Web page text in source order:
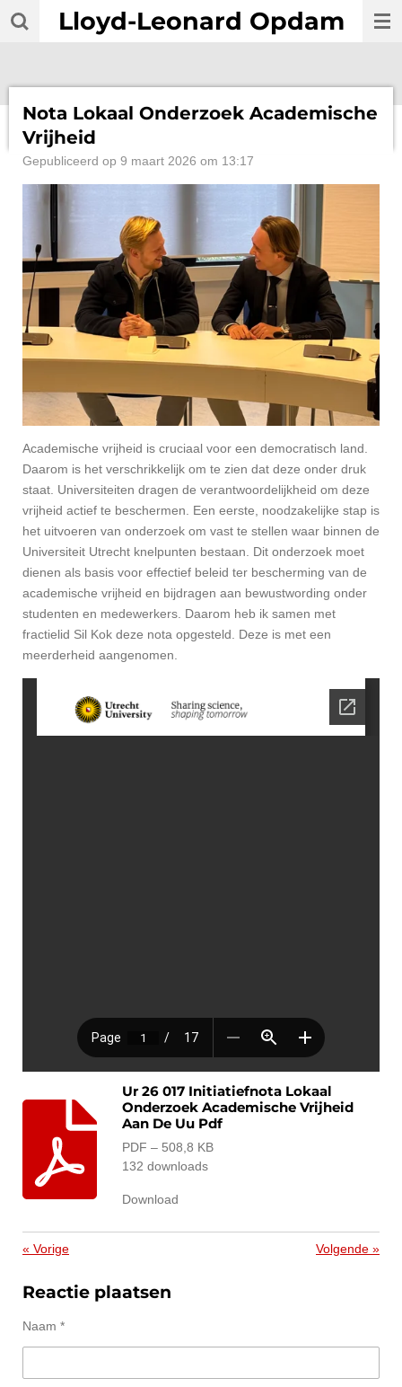
Ga
Lloyd-Leonard Opdam
Nota Lokaal Onderzoek Academische
Vrijheid
Gepubliceerd op 9 maart 2026 om 13:17
Academische vrijheid is cruciaal voor een democratisch land.
Daarom is het verschrikkelijk om te zien dat deze onder druk
staat. Universiteiten dragen de verantwoordelijkheid om deze
vrijheid actief te beschermen. Een eerste, noodzakelijke stap is
het uitvoeren van onderzoek om vast te stellen waar binnen de
Universiteit Utrecht knelpunten bestaan. Dit onderzoek moet
dienen als basis voor effectief beleid ter bescherming van de
academische vrijheid en bijdragen aan bewustwording onder
studenten en medewerkers. Daarom heb ik samen met
fractielid Sil Kok deze nota opgesteld. Deze is met een
meerderheid aangenomen.
Ur 26 017 Initiatiefnota Lokaal
Onderzoek Academische Vrijheid
Aan De Uu Pdf
PDF – 508,8 KB
132 downloads
Download
« Vorige Volgende »
Reactie plaatsen
Naam *